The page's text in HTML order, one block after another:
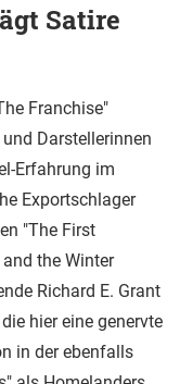
Satire
Franchise"
Darstellerinnen
Erfahrung im
Exportschlager
"The First
the Winter
Richard E. Grant
hier eine genervte
in der ebenfalls